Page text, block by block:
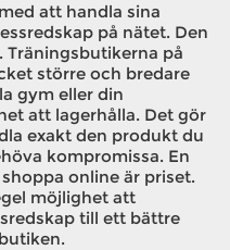
att handla sina
på nätet. Den
Träningsbutikerna på
större och bredare
gym eller din
att lagerhålla. Det gör
exakt den produkt du
kompromissa. En
online är priset.
möjlighet att
till ett bättre